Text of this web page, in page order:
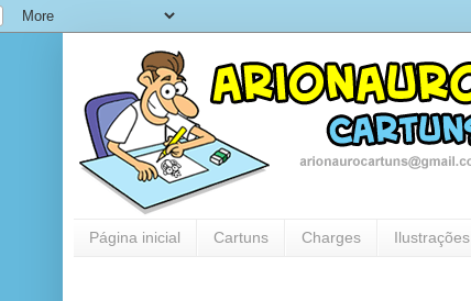
Página inicial Cartuns Charges Ilustrações